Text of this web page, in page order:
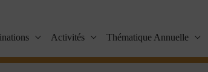
Activités Thématique Annuelle